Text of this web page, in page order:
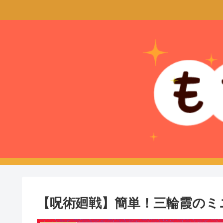
【呪術廻戦】簡単！三輪霞の